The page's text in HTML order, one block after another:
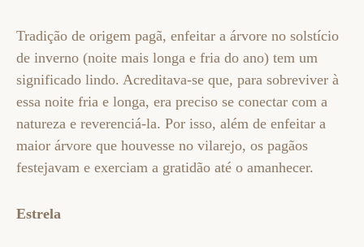
Tradição de origem pagã, enfeitar a árvore no solstício
de inverno (noite mais longa e fria do ano) tem um
significado lindo. Acreditava-se que, para sobreviver à
essa noite fria e longa, era preciso se conectar com a
natureza e reverenciá-la. Por isso, além de enfeitar a
maior árvore que houvesse no vilarejo, os pagãos
festejavam e exerciam a gratidão até o amanhecer.
Estrela